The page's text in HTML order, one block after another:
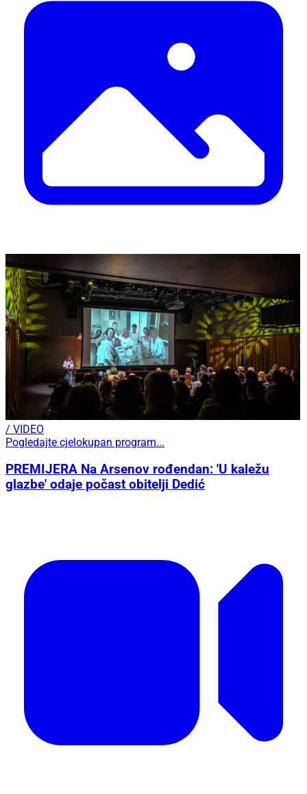
/ VIDEO
Pogledajte cjelokupan program...
PREMIJERA Na Arsenov rođendan: 'U kaležu
glazbe' odaje počast obitelji Dedić